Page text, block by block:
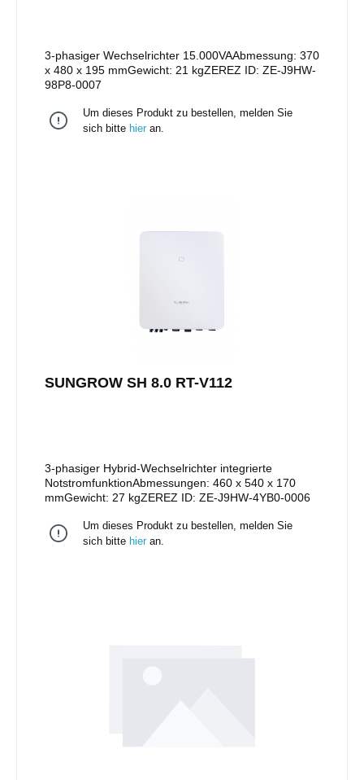
3-phasiger Wechselrichter 15.000VAAbmessung: 370
x 480 x 195 mmGewicht: 21 kgZEREZ ID: ZE-J9HW-
98P8-0007
Um dieses Produkt zu bestellen, melden Sie
sich bitte hier an.
SUNGROW SH 8.0 RT-V112
3-phasiger Hybrid-Wechselrichter integrierte
NotstromfunktionAbmessungen: 460 x 540 x 170
mmGewicht: 27 kgZEREZ ID: ZE-J9HW-4YB0-0006
Um dieses Produkt zu bestellen, melden Sie
sich bitte hier an.